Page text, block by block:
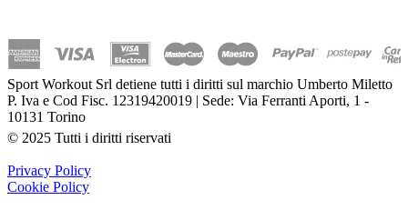
Sport Workout Srl detiene tutti i diritti sul marchio Umberto Miletto
P. Iva e Cod Fisc. 12319420019 | Sede: Via Ferranti Aporti, 1 -
10131 Torino
© 2025 Tutti i diritti riservati
Privacy Policy
Cookie Policy